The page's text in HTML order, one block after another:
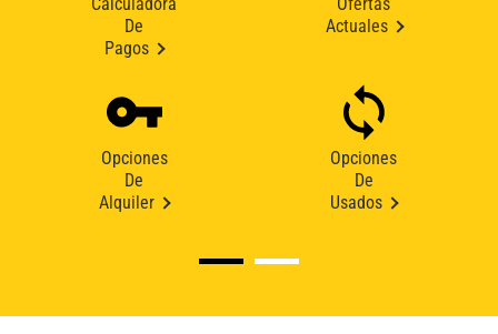
Calculadora
De
Pagos
Ofertas
Actuales
Opciones
De
Alquiler
Opciones
De
Usados